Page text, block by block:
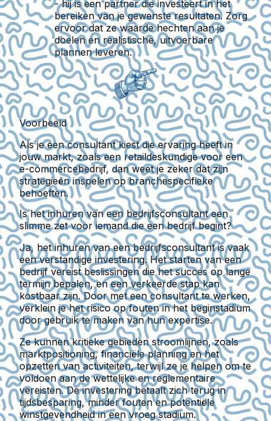
- hij is een partner die investeert in het
bereiken van je gewenste resultaten. Zorg
ervoor dat ze waarde hechten aan je
doelen en realistische, uitvoerbare
plannen leveren.
Voorbeeld
Als je een consultant kiest die ervaring heeft in
jouw markt, zoals een retaildeskundige voor een
e-commercebedrijf, dan weet je zeker dat zijn
strategieën inspelen op branchespecifieke
behoeften.
Is het inhuren van een bedrijfsconsultant een
slimme zet voor iemand die een bedrijf begint?
Ja, het inhuren van een bedrijfsconsultant is vaak
een verstandige investering. Het starten van een
bedrijf vereist beslissingen die het succes op lange
termijn bepalen, en een verkeerde stap kan
kostbaar zijn. Door met een consultant te werken,
verklein je het risico op fouten in het beginstadium
door gebruik te maken van hun expertise.
Ze kunnen kritieke gebieden stroomlijnen, zoals
marktpositioning, financiële planning en het
opzetten van activiteiten, terwijl ze je helpen om te
voldoen aan de wettelijke en reglementaire
vereisten. De investering betaalt zich terug in
tijdsbesparing, minder fouten en potentiële
winstgevendheid in een vroeg stadium.